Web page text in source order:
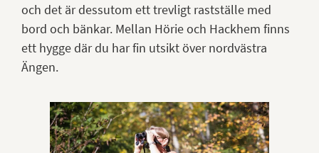
och det är dessutom ett trevligt rastställe med
bord och bänkar. Mellan Hörie och Hackhem finns
ett hygge där du har fin utsikt över nordvästra
Ängen.